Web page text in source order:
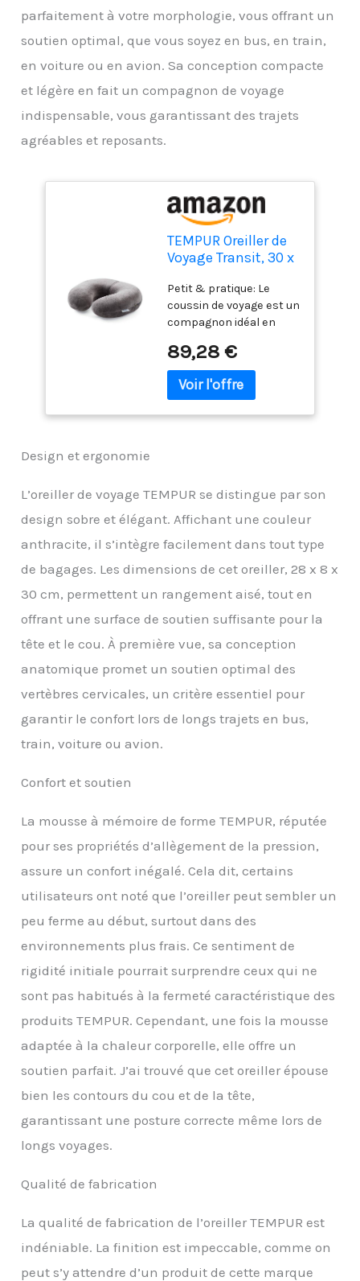
parfaitement à votre morphologie, vous offrant un
soutien optimal, que vous soyez en bus, en train,
en voiture ou en avion. Sa conception compacte
et légère en fait un compagnon de voyage
indispensable, vous garantissant des trajets
agréables et reposants.
TEMPUR Oreiller de
Voyage Transit, 30 x
Anthracite
Petit & pratique: Le
coussin de voyage est un
compagnon idéal en
qu'un soutien
supplémentaire de la
nuque est nécessaire
reste toujours dans la
confort à emmener
partout avec vous: Que
ou pour une sieste au
bureau, nos oreillers
un bon sommeil
Matériau TEMPUR: Grâce
viscoélastique
thermosensible à
cellules ouvertes, le
coussin cervical de
amovible est lavable à
60°C et garantit une
sensation de fraîcheur
pendant le sommeil
Garantie de 2 ans:
Développé pour durer,
nos oreillers
gratuitement pendant 2
89,28 €
Design et ergonomie
L’oreiller de voyage TEMPUR se distingue par son
design sobre et élégant. Affichant une couleur
anthracite, il s’intègre facilement dans tout type
de bagages. Les dimensions de cet oreiller, 28 x 8 x
30 cm, permettent un rangement aisé, tout en
offrant une surface de soutien suffisante pour la
tête et le cou. À première vue, sa conception
anatomique promet un soutien optimal des
vertèbres cervicales, un critère essentiel pour
garantir le confort lors de longs trajets en bus,
train, voiture ou avion.
Confort et soutien
La mousse à mémoire de forme TEMPUR, réputée
pour ses propriétés d’allègement de la pression,
assure un confort inégalé. Cela dit, certains
utilisateurs ont noté que l’oreiller peut sembler un
peu ferme au début, surtout dans des
environnements plus frais. Ce sentiment de
rigidité initiale pourrait surprendre ceux qui ne
sont pas habitués à la fermeté caractéristique des
produits TEMPUR. Cependant, une fois la mousse
adaptée à la chaleur corporelle, elle offre un
soutien parfait. J’ai trouvé que cet oreiller épouse
bien les contours du cou et de la tête,
garantissant une posture correcte même lors de
longs voyages.
Qualité de fabrication
La qualité de fabrication de l’oreiller TEMPUR est
indéniable. La finition est impeccable, comme on
peut s’y attendre d’un produit de cette marque